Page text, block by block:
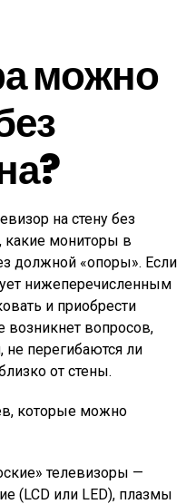
можно
на стену без
какие мониторы в
должной «опоры». Если
нижеперечисленным
и приобрести
возникнет вопросов,
перегибаются ли
от стены.
которые можно
телевизоры —
(LCD или LED), плазмы